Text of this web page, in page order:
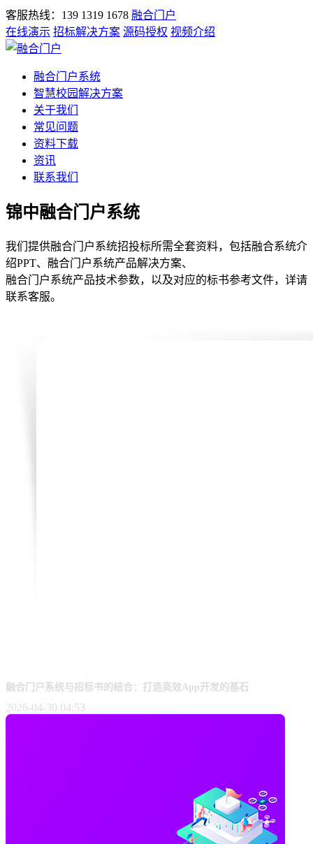
客服热线：139 1319 1678 融合门户
在线演示 招标解决方案 源码授权 视频介绍
融合门户系统
智慧校园解决方案
关于我们
常见问题
资料下载
资讯
联系我们
锦中融合门户系统
我们提供融合门户系统招投标所需全套资料，包括融合系统介
绍PPT、融合门户系统产品解决方案、
融合门户系统产品技术参数，以及对应的标书参考文件，详请
联系客服。
融合门户系统与招标书的结合：打造高效App开发的基石
2026-04-30 04:53